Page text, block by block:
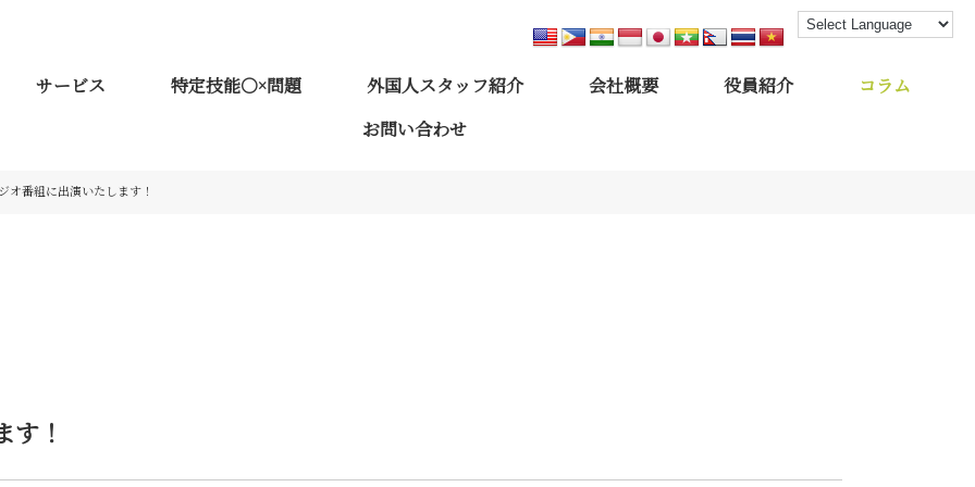
サービス 特定技能○×問題 外国人スタッフ紹介 会社概要 役員紹介
コラム
お問い合わせ
オ番組に出演いたします！
す！